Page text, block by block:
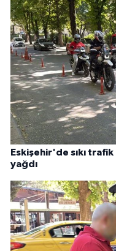
Eskişehir'de sıkı
yağdı